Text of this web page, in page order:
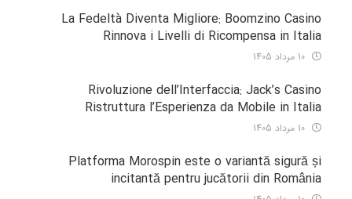
La Fedeltà Diventa Migliore: Boomzino Casino
Rinnova i Livelli di Ricompensa in Italia
Rivoluzione dell’Interfaccia: Jack’s Casino
Ristruttura l’Esperienza da Mobile in Italia
Platforma Morospin este o variantă sigură și
incitantă pentru jucătorii din România